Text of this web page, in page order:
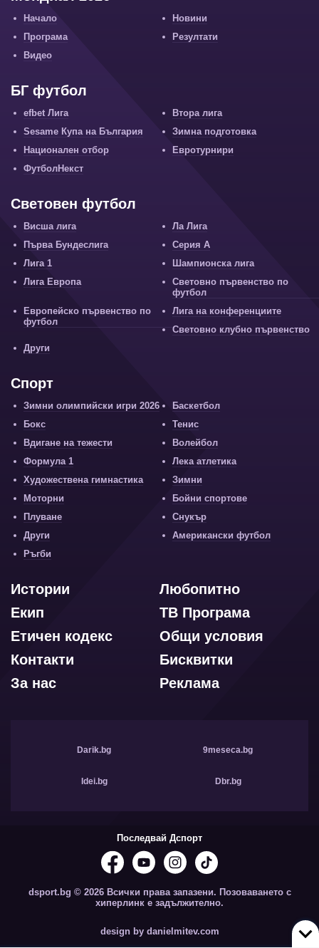
Начало
Новини
Програма
Резултати
Видео
БГ футбол
efbet Лига
Втора лига
Sesame Купа на България
Зимна подготовка
Национален отбор
Евротурнири
ФутболНекст
Световен футбол
Висша лига
Ла Лига
Първа Бундеслига
Серия А
Лига 1
Шампионска лига
Лига Европа
Световно първенство по
футбол
Европейско първенство по
футбол
Лига на конференциите
Световно клубно първенство
Други
Спорт
Зимни олимпийски игри 2026
Баскетбол
Бокс
Тенис
Вдигане на тежести
Волейбол
Формула 1
Лека атлетика
Художествена гимнастика
Зимни
Моторни
Бойни спортове
Плуване
Снукър
Други
Американски футбол
Ръгби
Любопитно
Истории
ТВ Програма
Екип
Общи условия
Етичен кодекс
Бисквитки
Контакти
Реклама
За нас
Darik.bg 9meseca.bg
Idei.bg Dbr.bg
Последвай Дспорт
dsport.bg © 2026 Всички права запазени. Позоваването с
хиперлинк е задължително.
design by danielmitev.com